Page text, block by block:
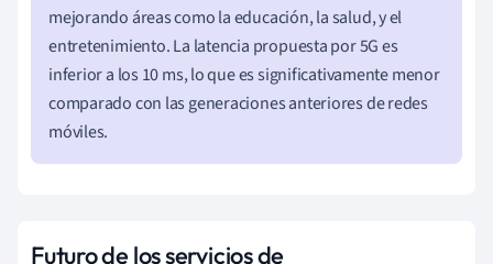
mejorando áreas como la educación, la salud, y el
entretenimiento. La latencia propuesta por 5G es
inferior a los 10 ms, lo que es significativamente menor
comparado con las generaciones anteriores de redes
móviles.
Futuro de los servicios de